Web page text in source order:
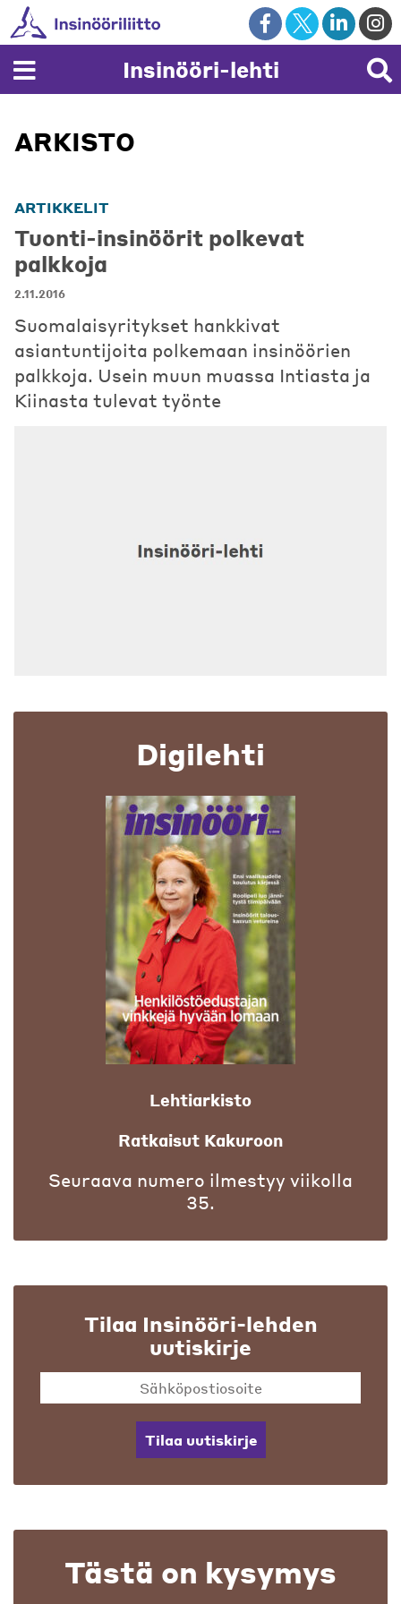
Skip
to
content
Insinööri-lehti
ARKISTO
ARTIKKELIT
Tuonti-insinöörit polkevat
palkkoja
2.11.2016
Suomalaisyritykset hankkivat
asiantuntijoita polkemaan insinöörien
palkkoja. Usein muun muassa Intiasta ja
Kiinasta tulevat työnte
Digilehti
Lehtiarkisto
Ratkaisut Kakuroon
Seuraava numero ilmestyy viikolla
35.
Tilaa Insinööri-lehden
uutiskirje
Tilaa uutiskirje
Tästä on kysymys